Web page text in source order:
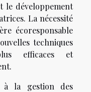
le développement
La nécessité
écoresponsable
techniques
efficaces et
à la gestion des